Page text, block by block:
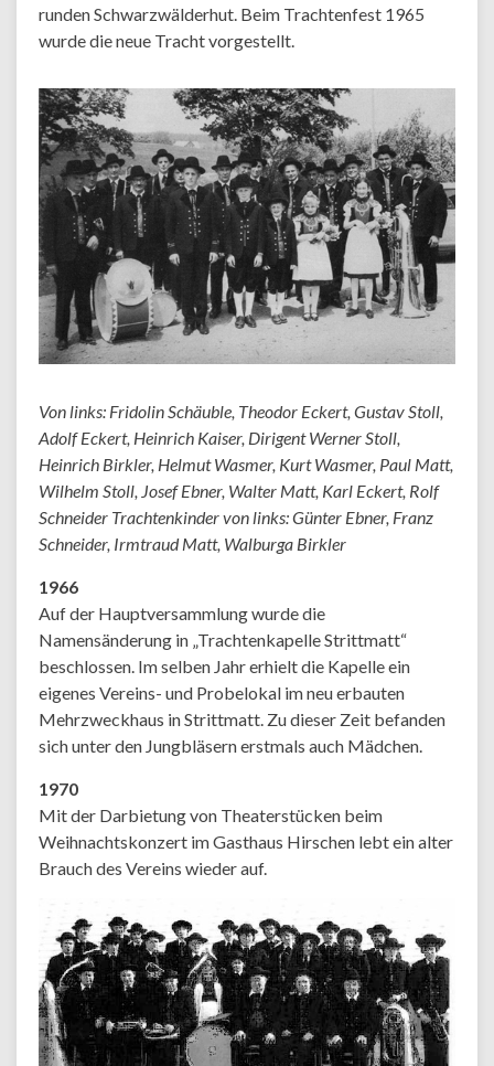
runden Schwarzwälderhut. Beim Trachtenfest 1965
wurde die neue Tracht vorgestellt.
Von links: Fridolin Schäuble, Theodor Eckert, Gustav Stoll,
Adolf Eckert, Heinrich Kaiser, Dirigent Werner Stoll,
Heinrich Birkler, Helmut Wasmer, Kurt Wasmer, Paul Matt,
Wilhelm Stoll, Josef Ebner, Walter Matt, Karl Eckert, Rolf
Schneider Trachtenkinder von links: Günter Ebner, Franz
Schneider, Irmtraud Matt, Walburga Birkler
1966
Auf der Hauptversammlung wurde die
Namensänderung in „Trachtenkapelle Strittmatt“
beschlossen. Im selben Jahr erhielt die Kapelle ein
eigenes Vereins- und Probelokal im neu erbauten
Mehrzweckhaus in Strittmatt. Zu dieser Zeit befanden
sich unter den Jungbläsern erstmals auch Mädchen.
1970
Mit der Darbietung von Theaterstücken beim
Weihnachtskonzert im Gasthaus Hirschen lebt ein alter
Brauch des Vereins wieder auf.